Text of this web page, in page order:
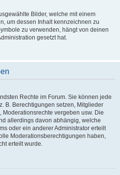
Bilder, welche mit einem
um dessen Inhalt kennzeichnen zu
zu verwenden, hängt von deinen
gesetzt hat.
Rechte im Forum. Sie können jede
B. Berechtigungen setzen, Mitglieder
vergeben usw. Die
allerdings davon abhängig, welche
oder ein anderer Administrator erteilt
Moderationsberechtigungen haben,
erteilt wurde.